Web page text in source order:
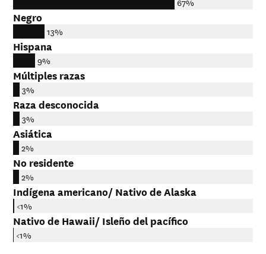
Negro
13%
Hispana
9%
Múltiples razas
3%
Raza desconocida
3%
Asiática
2%
No residente
2%
Indígena americano/ Nativo de Alaska
<1%
Nativo de Hawaii/ Isleño del pacífico
<1%